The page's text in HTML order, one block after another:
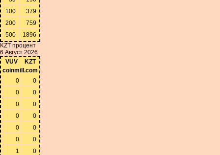
100
379
200
759
500
1896
KZT процент
6 Август 2026
VUV
KZT
coinmill.com
0
0
0
0
0
0
0
0
0
0
0
0
1
0